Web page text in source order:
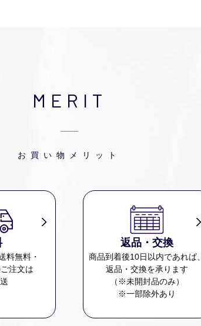
MERIT
お買い物メリット
料無料・
注文は
返品・交換
商品到着後10日以内であれば、
返品・交換を承ります
（※未開封品のみ）
※一部除外あり